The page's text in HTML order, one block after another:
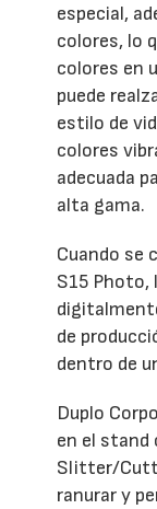
especial,
colores, lo
colores en
puede
estilo de
colores
adecuada
alta gama.
Cuando se
S15
de
dentro de
Duplo
en el stand
Slitter/
ranurar y